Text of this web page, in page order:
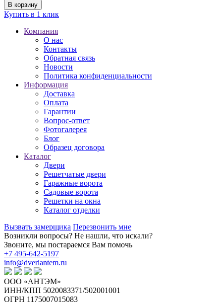
В корзину
Купить в 1 клик
Компания
О нас
Контакты
Обратная связь
Новости
Политика конфиденциальности
Информация
Доставка
Оплата
Гарантии
Вопрос-ответ
Фотогалерея
Блог
Образец договора
Каталог
Двери
Решетчатые двери
Гаражные ворота
Садовые ворота
Решетки на окна
Каталог отделки
Вызвать замерщика Перезвонить мне
Возникли вопросы? Не нашли, что искали?
Звоните, мы постараемся Вам помочь
+7 495-642-5197
info@dveriantem.ru
ООО «АНТЭМ»
ИНН/КПП 5020083371/502001001
ОГРН 1175007015083